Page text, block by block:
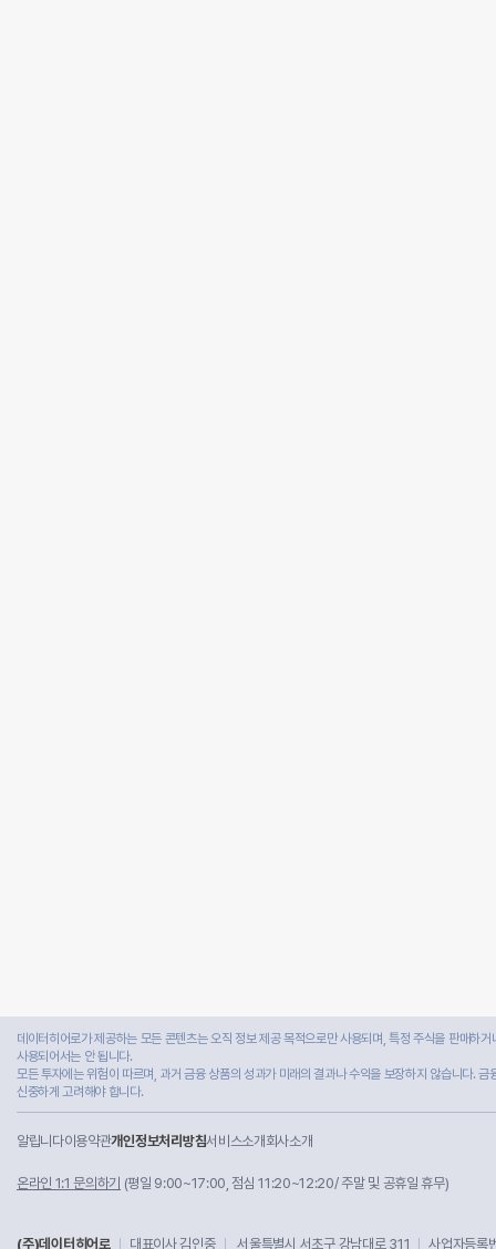
데이터히어로가 제공하는 모든 콘텐츠는 오직 정보 제공 목적으로만 사용되며, 특정 주식을 판매하
사용되어서는 안 됩니다.
모든 투자에는 위험이 따르며, 과거 금융 상품의 성과가 미래의 결과나 수익을 보장하지 않습니다.
신중하게 고려해야 합니다.
알립니다이용약관개인정보처리방침서비스소개 회사소개
온라인 1:1 문의하기 (평일 9:00~17:00, 점심 11:20~12:20/ 주말 및 공휴일 휴무)
(주)데이터히어로 대표이사 김인중 서울특별시 서초구 강남대로 311
사업자등